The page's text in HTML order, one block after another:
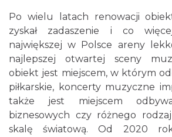
Po wielu latach renowacji
zyskał zadaszenie i co
największej w Polsce areny
najlepszej otwartej sceny
obiekt jest miejscem, w którym
piłkarskie, koncerty muzyczne
także jest miejscem
biznesowych czy różnego
skalę światową. Od 2020